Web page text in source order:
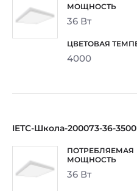
36 Вт
4000
IETC-Школа-200073-36-
36 Вт